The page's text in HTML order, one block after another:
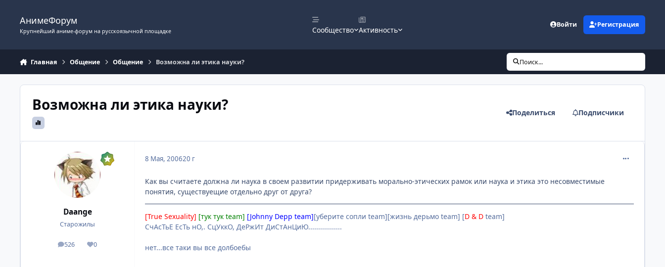
АнимеФорум
Крупнейший аниме-форум на русскоязычной площадке Сообщество Активность
Войти Регистрация
Главная Общение Общение Возможна ли этика науки? Поиск...
Возможна ли этика науки? Поделиться Подписчики
Daange
Старожилы
526
посты 0
Репутация
8 Мая, 200620 г
Как вы считаете должна ли наука в своем развитии придерживать морально-этических рамок или наука и этика это несовместимые
понятия, существуещие отдельно друг от друга?
[True Sexuality] [тук тук team] [Johnny Depp team][уберите сопли team][жизнь дерьмо team] [D & D team]
СчАсТьЕ ЕсТь нО,. СцУккО, ДеРжИт ДиСтАнЦиЮ.................
нет...все таки вы все долбоебы